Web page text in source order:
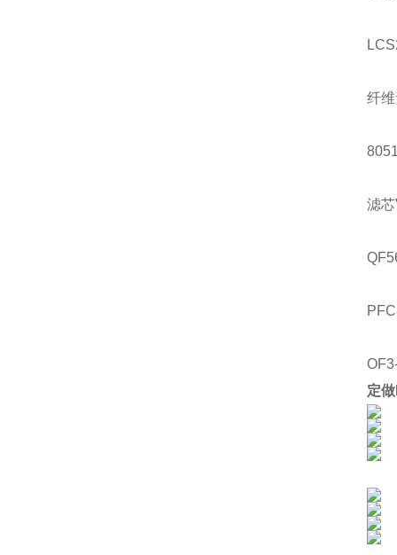
纤
滤芯
定